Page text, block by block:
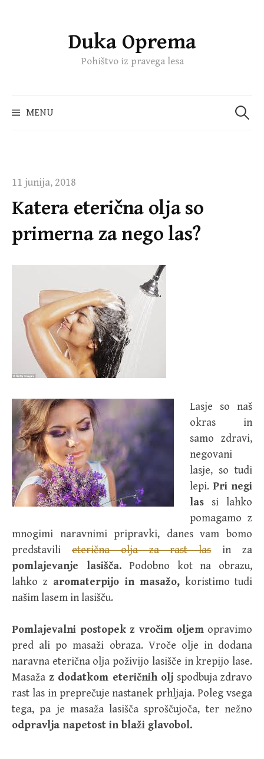
Duka Oprema
Pohištvo iz pravega lesa
MENU
11 junija, 2018
Katera eterična olja so
primerna za nego las?
Lasje so naš
okras in
samo zdravi,
negovani
lasje, so tudi
lepi. Pri negi
las si lahko
pomagamo z
mnogimi naravnimi pripravki, danes vam bomo
predstavilieterična olja za rast lasin za
pomlajevanje lasišča. Podobno kot na obrazu,
lahko z aromaterpijo in masažo, koristimo tudi
našim lasem in lasišču.
Pomlajevalni postopek z vročim oljem opravimo
pred ali po masaži obraza. Vroče olje in dodana
naravna eterična olja poživijo lasišče in krepijo lase.
Masaža z dodatkom eteričnih olj spodbuja zdravo
rast las in preprečuje nastanek prhljaja. Poleg vsega
tega, pa je masaža lasišča sproščujoča, ter nežno
odpravlja napetost in blaži glavobol.